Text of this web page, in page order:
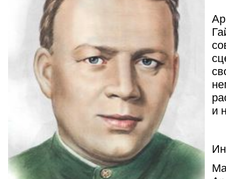
и